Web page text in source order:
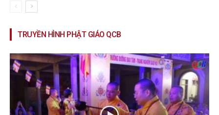
TRUYỀN HÌNH PHẬT GIÁO QCB